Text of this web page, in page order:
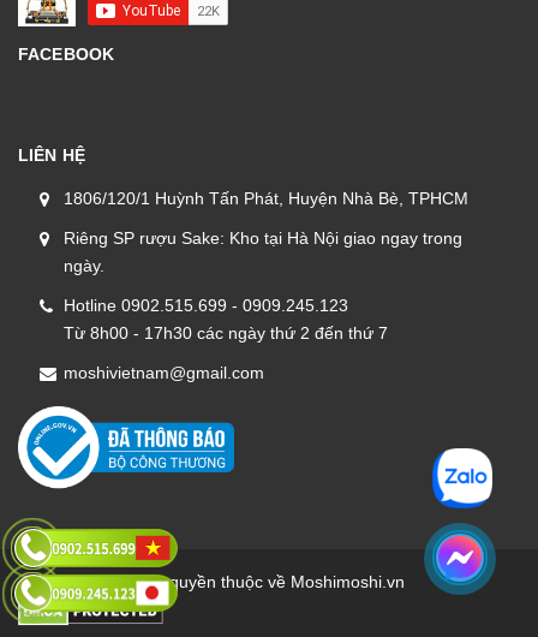
FACEBOOK
LIÊN HỆ
1806/120/1 Huỳnh Tấn Phát, Huyện Nhà Bè, TPHCM
Riêng SP rượu Sake: Kho tại Hà Nội giao ngay trong
ngày.
Hotline 0902.515.699 - 0909.245.123
Từ 8h00 - 17h30 các ngày thứ 2 đến thứ 7
moshivietnam@gmail.com
Bản quyền thuộc về Moshimoshi.vn